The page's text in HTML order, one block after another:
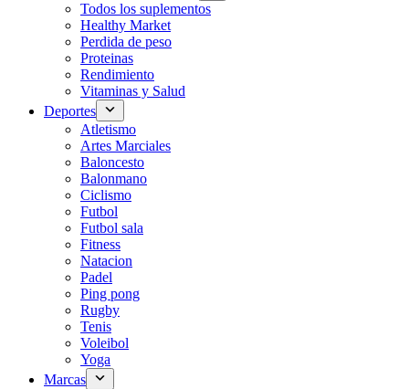
Todos los suplementos
Healthy Market
Perdida de peso
Proteinas
Rendimiento
Vitaminas y Salud
Deportes
Atletismo
Artes Marciales
Baloncesto
Balonmano
Ciclismo
Futbol
Futbol sala
Fitness
Natacion
Padel
Ping pong
Rugby
Tenis
Voleibol
Yoga
Marcas